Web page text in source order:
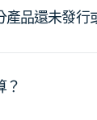
品還未發行
？